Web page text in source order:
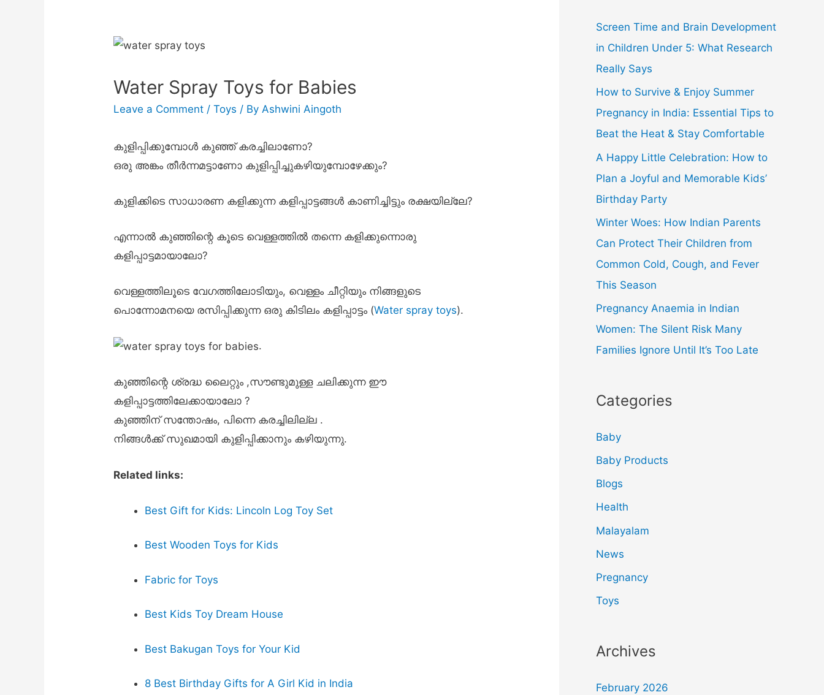
Water Spray Toys for Babies
Leave a Comment /Toys / By Ashwini Aingoth
കുളിപ്പിക്കുമ്പോൾ കുഞ്ഞ് കരച്ചിലാണോ?
ഒരു അങ്കം തീർന്നമട്ടാണോ കുളിപ്പിച്ചുകഴിയുമ്പോഴേക്കും?
കുളിക്കിടെ സാധാരണ കളിക്കുന്ന കളിപ്പാട്ടങ്ങൾ കാണിച്ചിട്ടും രക്ഷയില്ലേ?
എന്നാൽ കുഞ്ഞിന്റെ കൂടെ വെള്ളത്തിൽ തന്നെ കളിക്കുന്നൊരു
കളിപ്പാട്ടമായാലോ?
വെള്ളത്തിലൂടെ വേഗത്തിലോടിയും, വെള്ളം ചീറ്റിയും നിങ്ങളുടെ
പൊന്നോമനയെ രസിപ്പിക്കുന്ന ഒരു കിടിലം കളിപ്പാട്ടം (Water spray toys).
.
കുഞ്ഞിന്റെ ശ്രദ്ധ ലൈറ്റും ,സൗണ്ടുമുള്ള ചലിക്കുന്ന ഈ
കളിപ്പാട്ടത്തിലേക്കായാലോ ?
കുഞ്ഞിന് സന്തോഷം, പിന്നെ കരച്ചിലില്ല .
നിങ്ങൾക്ക് സുഖമായി കുളിപ്പിക്കാനും കഴിയുന്നു.
Related links:
Best Gift for Kids: Lincoln Log Toy Set
Best Wooden Toys for Kids
Fabric for Toys
Best Kids Toy Dream House
Best Bakugan Toys for Your Kid
8 Best Birthday Gifts for A Girl Kid in India
Screen Time and Brain Development
in Children Under 5: What Research
Really Says
How to Survive & Enjoy Summer
Pregnancy in India: Essential Tips to
Beat the Heat & Stay Comfortable
A Happy Little Celebration: How to
Plan a Joyful and Memorable Kids’
Birthday Party
Winter Woes: How Indian Parents
Can Protect Their Children from
Common Cold, Cough, and Fever
This Season
Pregnancy Anaemia in Indian
Women: The Silent Risk Many
Families Ignore Until It’s Too Late
Categories
Baby
Baby Products
Blogs
Health
Malayalam
News
Pregnancy
Toys
Archives
February 2026